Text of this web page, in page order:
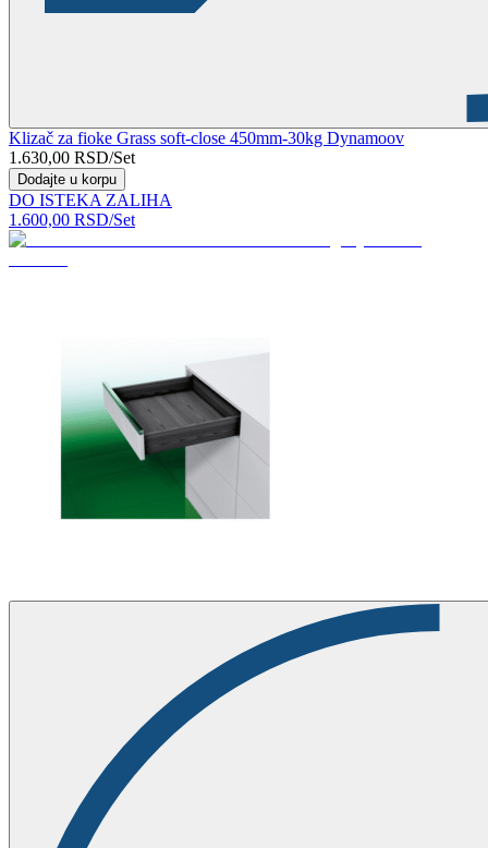
Klizač za fioke Grass soft-close 450mm-30kg Dynamoov
1.630,00 RSD/Set
Dodajte u korpu
DO ISTEKA ZALIHA
1.600,00 RSD/Set